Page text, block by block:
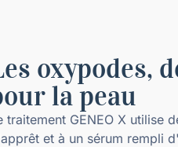
oxypodes,
la peau
traitement GENEO X utilise
et à un sérum rempli